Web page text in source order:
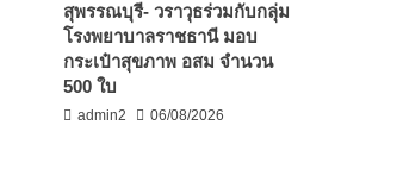
สุพรรณบุรี- วราวุธร่วมกับกลุ่ม
โรงพยาบาลราชธานี มอบ
กระเป๋าสุขภาพ อสม จำนวน
500 ใบ
admin2 06/08/2026